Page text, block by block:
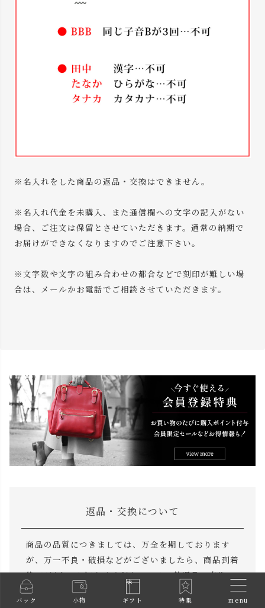
バック 小物 ギフト 特集 menu
※名入れをした商品の返品・交換はできません。
※名入れ代金を未購入、また通信欄への文字の記入がない
場合、ご注文は保留とさせていただきます。通常の納期で
お届けができなくなりますのでご注意下さい。
※文字数や文字の組み合わせの都合などで刻印が難しい場
合は、メールかお電話でご相談させていただきます。
返品・交換について
商品の品質につきましては、万全を期しております
が、万一不良・破損などがございましたら、商品到着
後8日以内にお知らせください。その他返品・交換に
つきましても、8日以内、未使用に限り可能です。